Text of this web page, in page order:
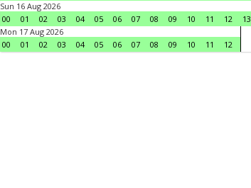
Sun 16 Aug 2026
00
01 02 03 04 05 06 07 08 09 10 11 12 13
Mon 17 Aug 2026
00
01 02 03 04 05 06 07 08 09 10 11 12